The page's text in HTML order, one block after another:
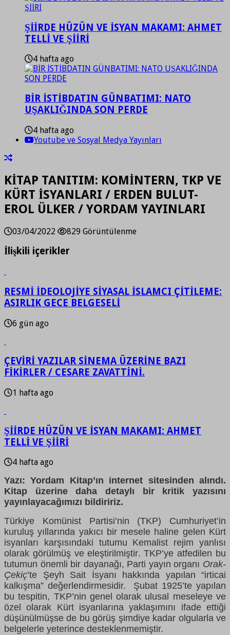
ŞİİRDE HÜZÜN VE İSYAN MAKAMI: AHMET
TELLİ VE ŞİİRİ
4 hafta ago
BİR İSTİBDATIN GÜNBATIMI: NATO
UŞAKLIĞINDA SON PERDE
4 hafta ago
Youtube ve Sosyal Medya Yayınları
KİTAP TANITIM: KOMİNTERN, TKP VE
KÜRT İSYANLARI / ERDEN BULUT-
EROL ÜLKER / YORDAM YAYINLARI
03/04/2022 829 Görüntülenme
İlişkili içerikler
RESMİ İDEOLOJİYE SİYASAL İSLAMCI ÇİTİLEME:
ASIRLIK GECE BELGESELİ
6 gün ago
ÇEVİRİ YAZILAR SİNEMA ÜZERİNE BAZI
FİKİRLER / CESARE ZAVATTİNİ.
1 hafta ago
ŞİİRDE HÜZÜN VE İSYAN MAKAMI: AHMET
TELLİ VE ŞİİRİ
4 hafta ago
Yazı: Yordam Kitap’ın internet sitesinden alındı.
Kitap üzerine daha detaylı bir kritik yazısını
yayınlayacağımızı bildiririz.
Türkiye Komünist Partisi’nin (TKP) Cumhuriyet’in
kuruluş yıllarında yakıcı bir mesele haline gelen Kürt
isyanları karşısındaki tutumu Kemalist rejim yanlısı
olarak görülmüş ve eleştirilmiştir. TKP’ye atfedilen bu
tutumun önemli bir dayanağı, Parti yayın organı Orak-
Çekiç’te Şeyh Sait İsyanı hakkında yapılan “irticai
kalkışma” değerlendirmesidir. Şubat 1925’te yapılan
bu tespitin, TKP’nin genel olarak ulusal meseleye ve
özel olarak Kürt isyanlarına yaklaşımını ifade ettiği
düşünülmüşse de bu görüş şimdiye kadar olgularla ve
belgelerle yeterince desteklenmemiştir.